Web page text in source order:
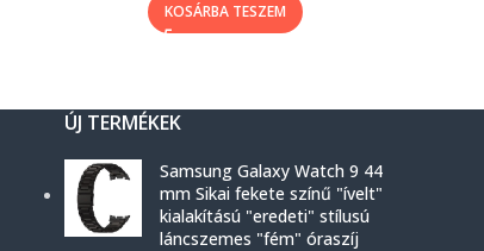
KOSÁRBA TESZEM
ÚJ TERMÉKEK
Samsung Galaxy Watch 9 44
mm Sikai fekete színű "ívelt"
kialakítású "eredeti" stílusú
láncszemes "fém" óraszíj